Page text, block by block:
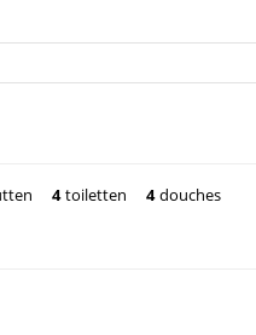
4 toiletten 4 douches